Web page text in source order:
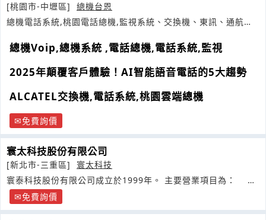
[桃園市-中壢區]
總機台恩
總機電話系統,桃園電話總機,監視系統、交換機、東訊、通航、
總機Voip,總機系統 ,電話總機,電話系統,監視
2025年顛覆客戶體驗！AI智能語音電話的5大趨勢
ALCATEL交換機,電話系統,桃園雲端總機
免費詢價
寰太科技股份有限公司
[新北市-三重區]
寰太科技
寰泰科技股份有限公司成立於1999年。 主要營業項目為：
FUSE免費詢價